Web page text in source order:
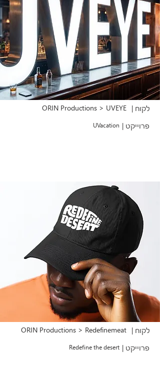
ORIN Productions > UVEYE לקוח |
UVacation פרוייקט |
ORIN Productions > Redefinemeat לקוח |
Redefine the desert פרוייקט |